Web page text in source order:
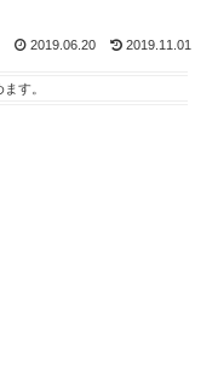
2019.06.20 2019.11.01
す。